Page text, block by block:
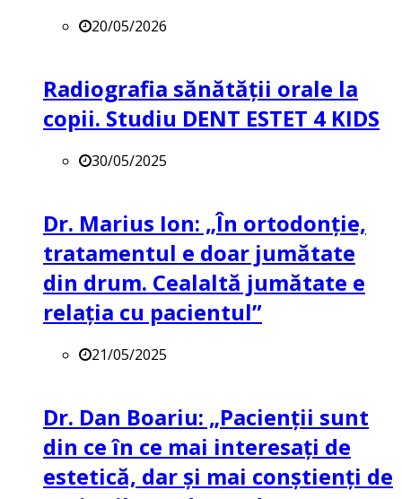
20/05/2026
Radiografia sănătății orale la
copii. Studiu DENT ESTET 4 KIDS
30/05/2025
Dr. Marius Ion: „În ortodonție,
tratamentul e doar jumătate
din drum. Cealaltă jumătate e
relația cu pacientul”
21/05/2025
Dr. Dan Boariu: „Pacienții sunt
din ce în ce mai interesați de
estetică, dar și mai conștienți de